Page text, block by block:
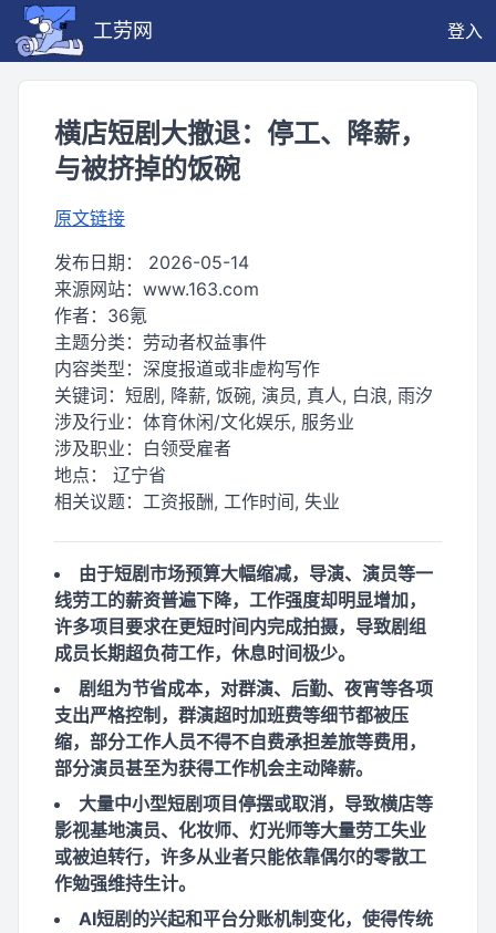
工劳网 登入
横店短剧大撤退：停工、降薪，
与被挤掉的饭碗
原文链接
发布日期： 2026-05-14
来源网站： www.163.com
作者： 36氪
主题分类： 劳动者权益事件
内容类型： 深度报道或非虚构写作
关键词： 短剧, 降薪, 饭碗, 演员, 真人, 白浪, 雨汐
涉及行业： 体育休闲/文化娱乐, 服务业
涉及职业： 白领受雇者
地点： 辽宁省
相关议题： 工资报酬, 工作时间, 失业
由于短剧市场预算大幅缩减，导演、演员等一
线劳工的薪资普遍下降，工作强度却明显增加，
许多项目要求在更短时间内完成拍摄，导致剧组
成员长期超负荷工作，休息时间极少。
剧组为节省成本，对群演、后勤、夜宵等各项
支出严格控制，群演超时加班费等细节都被压
缩，部分工作人员不得不自费承担差旅等费用，
部分演员甚至为获得工作机会主动降薪。
大量中小型短剧项目停摆或取消，导致横店等
影视基地演员、化妆师、灯光师等大量劳工失业
或被迫转行，许多从业者只能依靠偶尔的零散工
作勉强维持生计。
AI短剧的兴起和平台分账机制变化，使得传统